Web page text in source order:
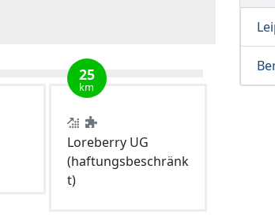
25
km
Loreberry UG
(haftungsbeschränk
t)